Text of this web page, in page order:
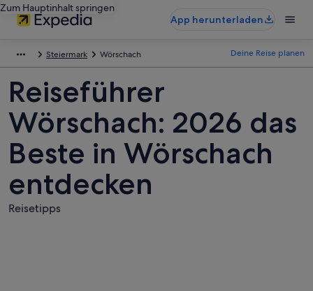
Zum Hauptinhalt springen
App herunterladen
Steiermark Wörschach Deine Reise planen
Reiseführer
Wörschach: 2026 das
Beste in Wörschach
entdecken
Reisetipps